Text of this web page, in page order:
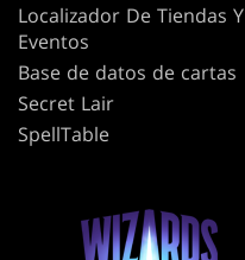
Localizador De Tiendas Y
Eventos
Base de datos de cartas
Secret Lair
SpellTable